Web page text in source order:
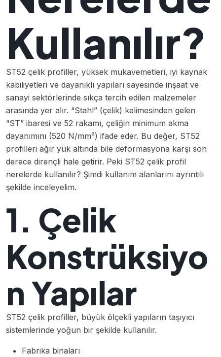
Kullanılır?
ST52 çelik profiller, yüksek mukavemetleri, iyi kaynak
kabiliyetleri ve dayanıklı yapıları sayesinde inşaat ve
sanayi sektörlerinde sıkça tercih edilen malzemeler
arasında yer alır. “Stahl” (çelik) kelimesinden gelen
“ST” ibaresi ve 52 rakamı, çeliğin minimum akma
dayanımını (520 N/mm²) ifade eder. Bu değer, ST52
profilleri ağır yük altında bile deformasyona karşı son
derece dirençli hale getirir. Peki ST52 çelik profil
nerelerde kullanılır? Şimdi kullanım alanlarını ayrıntılı
şekilde inceleyelim.
1. Çelik
Konstrüksiyo
n Yapılar
ST52 çelik profiller, büyük ölçekli yapıların taşıyıcı
sistemlerinde yoğun bir şekilde kullanılır.
Fabrika binaları